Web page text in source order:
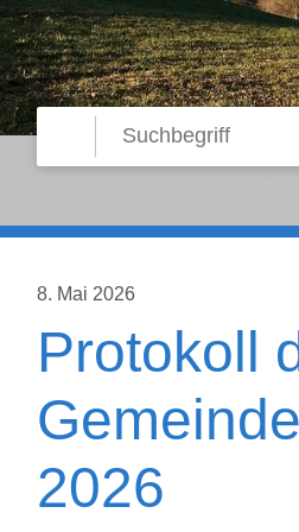
Suchbegriff
Suche starten
Protokoll
2026
8. Mai 2026